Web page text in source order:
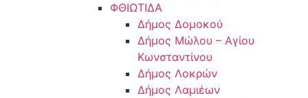
ΦΘΙΩΤΙΔΑ
Δήμος Δομοκού
Δήμος Μώλου – Αγίου
Κωνσταντίνου
Δήμος Λοκρών
Δήμος Λαμιέων